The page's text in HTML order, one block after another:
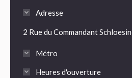
Adresse
2 Rue du Commandant
Métro
Heures d'ouverture